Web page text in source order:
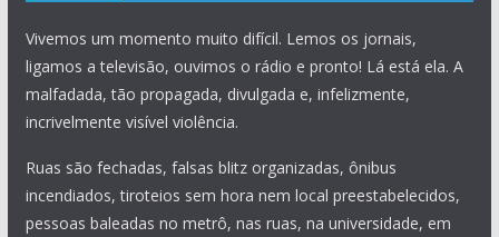
Vivemos um momento muito difícil. Lemos os jornais,
ligamos a televisão, ouvimos o rádio e pronto! Lá está ela. A
malfadada, tão propagada, divulgada e, infelizmente,
incrivelmente visível violência.
Ruas são fechadas, falsas blitz organizadas, ônibus
incendiados, tiroteios sem hora nem local preestabelecidos,
pessoas baleadas no metrô, nas ruas, na universidade, em